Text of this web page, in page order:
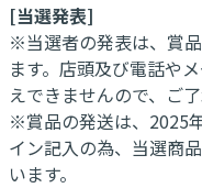
[当選発表]
※当選者の発表は、賞
ます。店頭及び電話や
えできませんので、ご了
※賞品の発送は、2025
イン記入の為、当選商
います。